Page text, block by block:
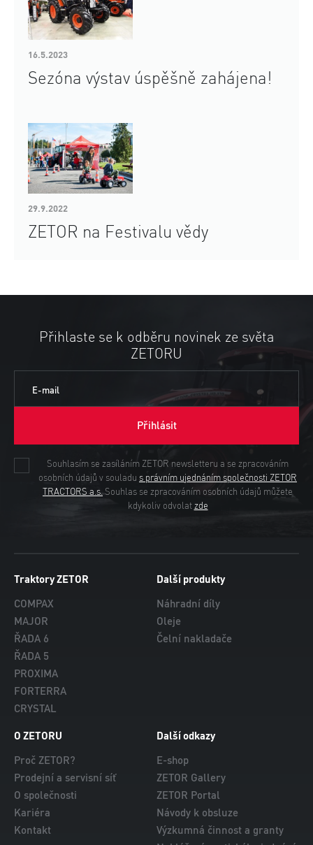
Sezóna výstav úspěšně zahájena!
16.5.2023
ZETOR na Festivalu vědy
29.9.2022
Přihlaste se k odběru novinek ze světa
ZETORU
E-mail
Přihlásit
Souhlasím se zasíláním ZETOR newsletteru a se zpracováním
osobních údajů v souladu s právním ujednáním společnosti ZETOR
TRACTORS a.s. Souhlas se zpracováním osobních údajů můžete
kdykoliv odvolat zde
Traktory ZETOR
COMPAX
MAJOR
ŘADA 6
ŘADA 5
PROXIMA
FORTERRA
CRYSTAL
Další produkty
Náhradní díly
Oleje
Čelní nakladače
O ZETORU
Proč ZETOR?
Prodejní a servisní síť
O společnosti
Kariéra
Kontakt
Další odkazy
E-shop
ZETOR Gallery
ZETOR Portal
Návody k obsluze
Výzkumná činnost a granty